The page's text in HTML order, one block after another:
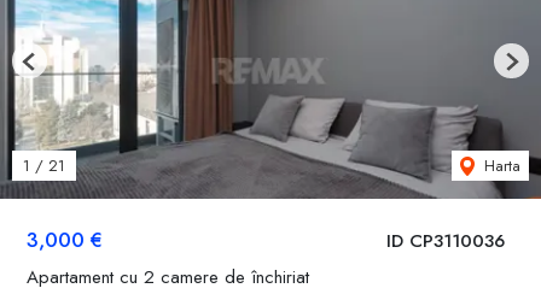
ID CP3110036
3,000 €
Apartament cu 2 camere de închiriat
1 / 21 Harta
Previous Next